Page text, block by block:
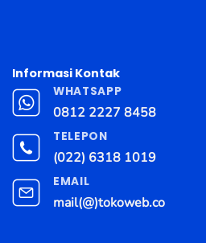
Informasi Kontak
WHATSAPP
0812 2227 8458
TELEPON
(022) 6318 1019
EMAIL
mail(@)tokoweb.co